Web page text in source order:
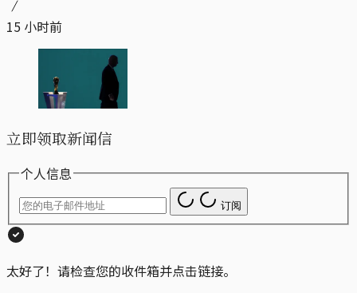
15 小时前
立即领取新闻信
个人信息
订阅
太好了！请检查您的收件箱并点击链接。